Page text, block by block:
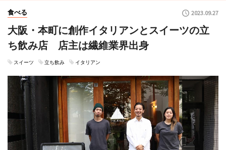
食べる 2023.09.27
大阪・本町に創作イタリアンとスイーツの立
ち飲み店 店主は繊維業界出身
スイーツ 立ち飲み イタリアン